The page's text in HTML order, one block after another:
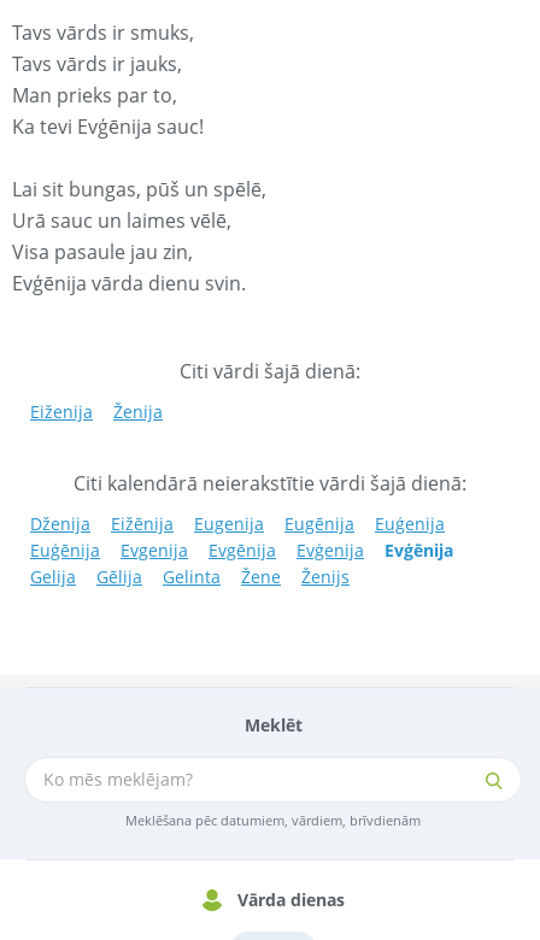
Meklēt
Meklēšana pēc datumiem, vārdiem, brīvdienām
Vārda dienas
Tavs vārds ir smuks,
Tavs vārds ir jauks,
Man prieks par to,
Ka tevi Evģēnija sauc!
Lai sit bungas, pūš un spēlē,
Urā sauc un laimes vēlē,
Visa pasaule jau zin,
Evģēnija vārda dienu svin.
Citi vārdi šajā dienā:
Eiženija Ženija
Citi kalendārā neierakstītie vārdi šajā dienā:
Dženija Eižēnija Eugenija Eugēnija
Euģenija
Euģēnija
Evgenija Evgēnija Evģenija
Evģēnija
Gelija
Gēlija Gelinta Žene Ženijs